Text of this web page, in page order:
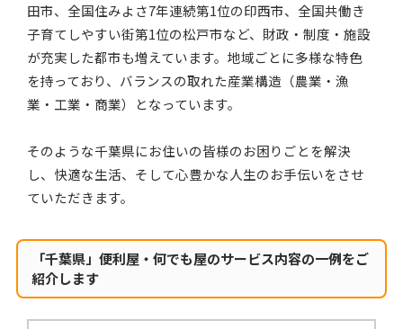
田市、全国住みよさ7年連続第1位の印西市、全国共働き
子育てしやすい街第1位の松戸市など、財政・制度・施設
が充実した都市も増えています。地域ごとに多様な特色
を持っており、バランスの取れた産業構造（農業・漁
業・工業・商業）となっています。
そのような千葉県にお住いの皆様のお困りごとを解決
し、快適な生活、そして心豊かな人生のお手伝いをさせ
ていただきます。
「千葉県」便利屋・何でも屋のサービス内容の一例をご
紹介します